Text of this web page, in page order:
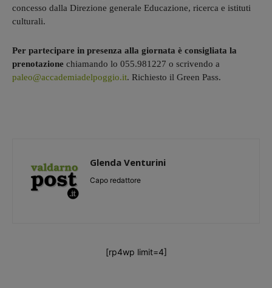
concesso dalla Direzione generale Educazione, ricerca e istituti
culturali.
Per partecipare in presenza alla giornata è consigliata la
prenotazione chiamando lo 055.981227 o scrivendo a
paleo@accademiadelpoggio.it. Richiesto il Green Pass.
Glenda Venturini
Capo redattore
[rp4wp limit=4]